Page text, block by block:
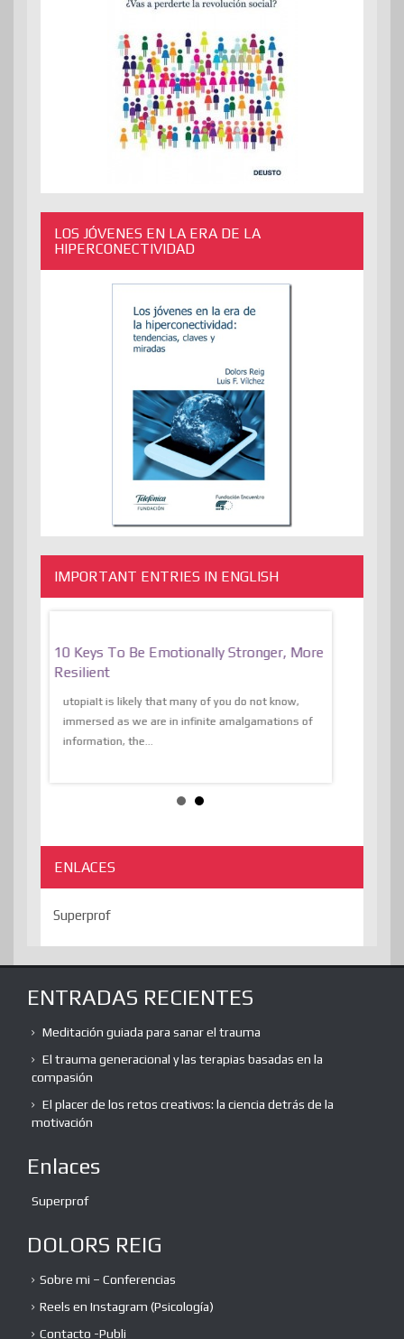
LOS JÓVENES EN LA ERA DE LA
HIPERCONECTIVIDAD
IMPORTANT ENTRIES IN ENGLISH
10 Keys To Be Emotionally Stronger, More
Resilient
utopiaIt is likely that many of you do not know,
immersed as we are in infinite amalgamations of
information, the...
ENLACES
Superprof
ENTRADAS RECIENTES
Meditación guiada para sanar el trauma
El trauma generacional y las terapias basadas en la
compasión
El placer de los retos creativos: la ciencia detrás de la
motivación
Enlaces
Superprof
DOLORS REIG
Sobre mi – Conferencias
Reels en Instagram (Psicología)
Contacto -Publi